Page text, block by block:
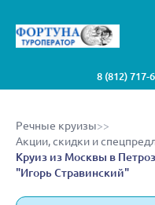
8 (812) 717-
Речные круизы>>
Акции, скидки и
Круиз из Москвы в
"Игорь Стравинский"